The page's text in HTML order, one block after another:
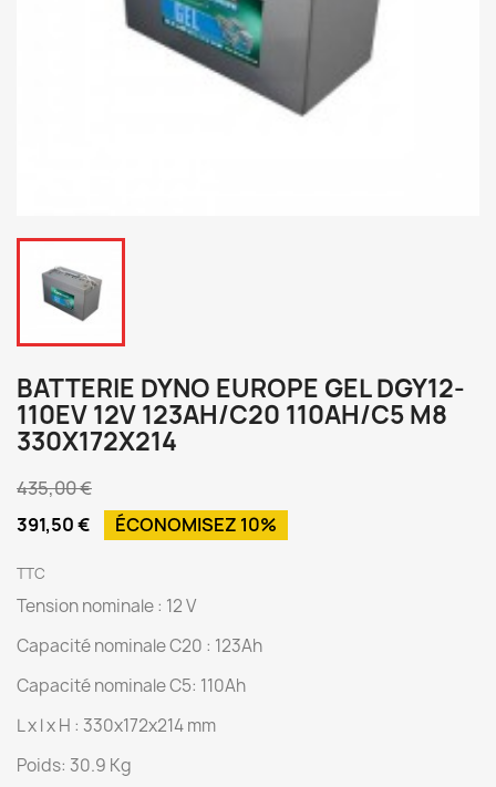
BATTERIE DYNO EUROPE GEL DGY12-
110EV 12V 123AH/C20 110AH/C5 M8
330X172X214
435,00 €
391,50 €
ÉCONOMISEZ 10%
TTC
Tension nominale : 12 V
Capacité nominale C20 : 123Ah
Capacité nominale C5: 110Ah
L x l x H : 330x172x214 mm
Poids: 30.9 Kg